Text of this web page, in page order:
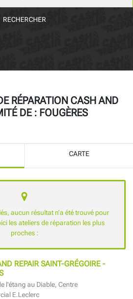
RECHERCHER
RÉPARATION CASH AND
DE : FOUGÈRES
CARTE
aucun résultat n’a été trouvé pour
les ateliers de réparation les plus
proches :
REPAIR SAINT-GRÉGOIRE -
l'étang au Diable, Centre
E.Leclerc